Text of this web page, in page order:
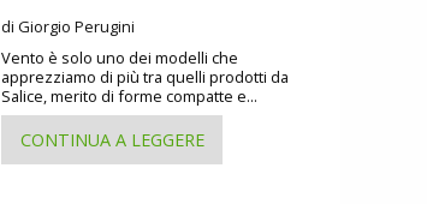
di Giorgio Perugini
Vento è solo uno dei modelli che
apprezziamo di più tra quelli prodotti da
Salice, merito di forme compatte e...
CONTINUA A LEGGERE